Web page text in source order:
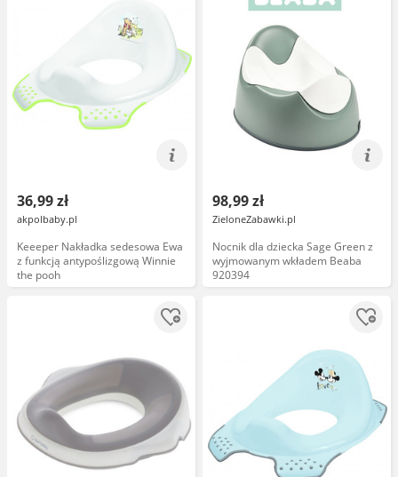
36,99 zł
akpolbaby.pl
Keeeper Nakładka sedesowa Ewa
z funkcją antypoślizgową Winnie
the pooh
98,99 zł
ZieloneZabawki.pl
Nocnik dla dziecka Sage Green z
wyjmowanym wkładem Beaba
920394